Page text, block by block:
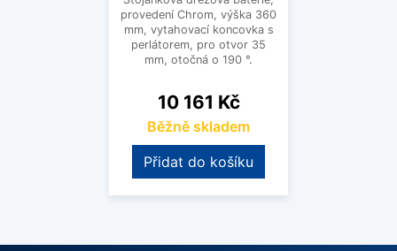
provedení Chrom, výška 360
mm, vytahovací koncovka s
perlátorem, pro otvor 35
mm, otočná o 190 °.
Cena
10 161 Kč
Běžně skladem
Přidat do košíku